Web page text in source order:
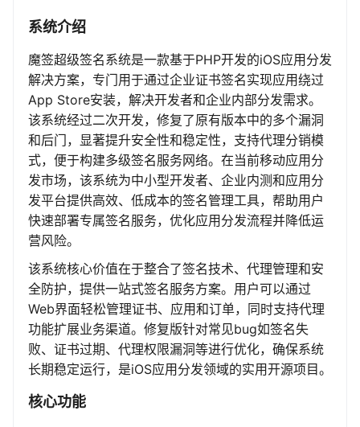
系统介绍
魔签超级签名系统是一款基于PHP开发的iOS应用分发
解决方案，专门用于通过企业证书签名实现应用绕过
App Store安装，解决开发者和企业内部分发需求。
该系统经过二次开发，修复了原有版本中的多个漏洞
和后门，显著提升安全性和稳定性，支持代理分销模
式，便于构建多级签名服务网络。在当前移动应用分
发市场，该系统为中小型开发者、企业内测和应用分
发平台提供高效、低成本的签名管理工具，帮助用户
快速部署专属签名服务，优化应用分发流程并降低运
营风险。
该系统核心价值在于整合了签名技术、代理管理和安
全防护，提供一站式签名服务方案。用户可以通过
Web界面轻松管理证书、应用和订单，同时支持代理
功能扩展业务渠道。修复版针对常见bug如签名失
败、证书过期、代理权限漏洞等进行优化，确保系统
长期稳定运行，是iOS应用分发领域的实用开源项目。
核心功能